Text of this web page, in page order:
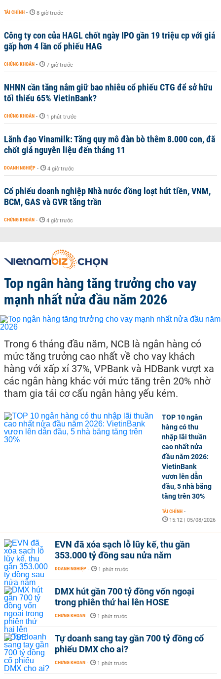
TÀI CHÍNH - 8 giờ trước
Công ty con của HAGL chốt ngày IPO gần 19 triệu cp với giá
gấp hơn 4 lần cổ phiếu HAG
CHỨNG KHOÁN - 7 giờ trước
NHNN cần tăng nắm giữ bao nhiêu cổ phiếu CTG để sở hữu
tối thiểu 65% VietinBank?
CHỨNG KHOÁN - 1 phút trước
Lãnh đạo Vinamilk: Tăng quy mô đàn bò thêm 8.000 con, đã
chốt giá nguyên liệu đến tháng 11
DOANH NGHIỆP - 4 giờ trước
Cổ phiếu doanh nghiệp Nhà nước đồng loạt hút tiền, VNM,
BCM, GAS và GVR tăng trần
CHỨNG KHOÁN - 4 giờ trước
Top ngân hàng tăng trưởng cho vay
mạnh nhất nửa đầu năm 2026
Trong 6 tháng đầu năm, NCB là ngân hàng có
mức tăng trưởng cao nhất về cho vay khách
hàng với xấp xỉ 37%, VPBank và HDBank vượt xa
các ngân hàng khác với mức tăng trên 20% nhờ
tham gia tái cơ cấu ngân hàng yếu kém.
TOP 10 ngân
hàng có thu
nhập lãi thuần
cao nhất nửa
đầu năm 2026:
VietinBank
vươn lên dẫn
đầu, 5 nhà băng
tăng trên 30%
TÀI CHÍNH -
15:12 | 05/08/2026
EVN đã xóa sạch lỗ lũy kế, thu gần
353.000 tỷ đồng sau nửa năm
DOANH NGHIỆP - 1 phút trước
DMX hút gần 700 tỷ đồng vốn ngoại
trong phiên thứ hai lên HOSE
CHỨNG KHOÁN - 1 phút trước
Tự doanh sang tay gần 700 tỷ đồng cổ
phiếu DMX cho ai?
CHỨNG KHOÁN - 1 phút trước